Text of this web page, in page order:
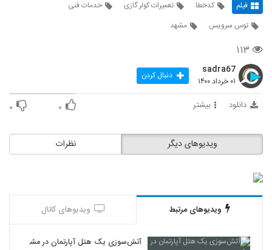
فیلم کدخطا تعمیرات کولر گازی
خدمات فنی
توس سرویس
مشهد
۱۱۳
sadra67
۰۱ خرداد ۱۴۰۰ دنبال کردن
دانلود بیشتر ۰ ۰
نظرات ویدیوهای دیگر
ویدیوهای مرتبط ویدیوهای کانال
آتش‌سوزی یک هتل آپارتمان در مشهد